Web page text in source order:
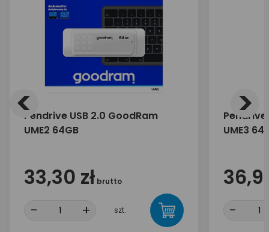
Pendrive USB 2.0 GoodRam
UME2 64GB
33,30 zł brutto
- + szt.
Pendrive
UME3
-
< >